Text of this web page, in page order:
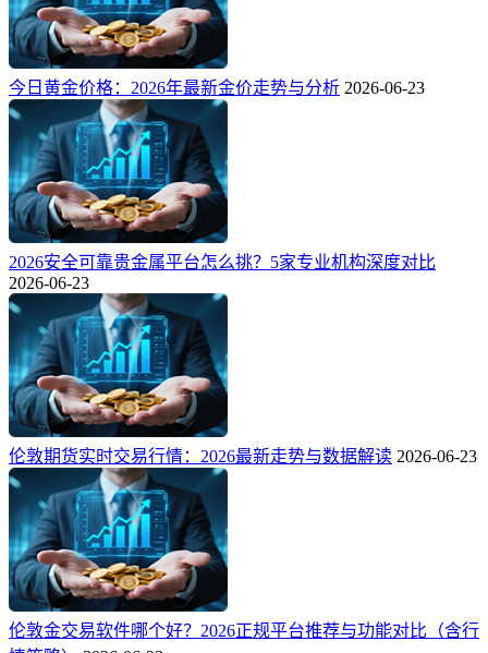
今日黄金价格：2026年最新金价走势与分析 2026-06-23
2026安全可靠贵金属平台怎么挑？5家专业机构深度对比
2026-06-23
伦敦期货实时交易行情：2026最新走势与数据解读 2026-06-23
伦敦金交易软件哪个好？2026正规平台推荐与功能对比（含行